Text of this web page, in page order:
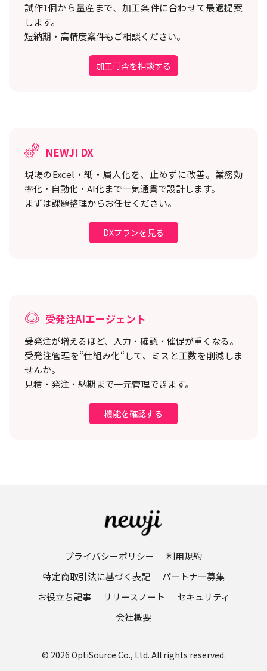
試作1個から量産まで、加工条件に合わせて最適提案
します。
短納期・高精度案件もご相談ください。
加工可否を相談する
NEWJI DX
現場のExcel・紙・属人化を、止めずに改善。 業務効
率化・自動化・AI化まで一気通貫で設計します。
まずは課題整理からお任せください。
DXプランを見る
受発注AIエージェント
受発注が増えるほど、入力・確認・催促が重くなる。
受発注管理を“仕組み化“して、ミスと工数を削減しま
せんか。
見積・発注・納期まで一元管理できます。
機能を確認する
プライバシーポリシー
利用規約
特定商取引法に基づく表記
パートナー募集
お役立ち記事
リリースノート
セキュリティ
会社概要
© 2026 OptiSource Co., Ltd. All rights reserved.